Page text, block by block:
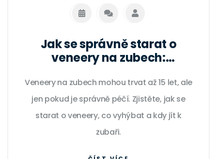
Jak se správně starat o
veneery na zubech:
Veneery na zubech mohou trvat až 15 let, ale
jen pokud je správně péčí. Zjistěte, jak se
starat o veneery, co vyhýbat a kdy jít k
zubaři.